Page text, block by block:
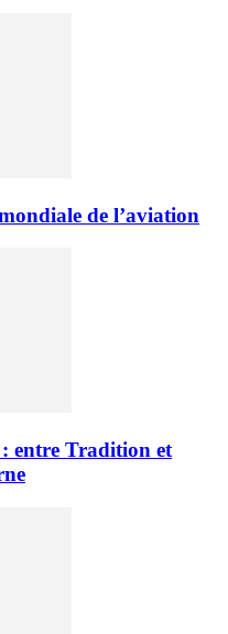
de l’aviation
entre Tradition et